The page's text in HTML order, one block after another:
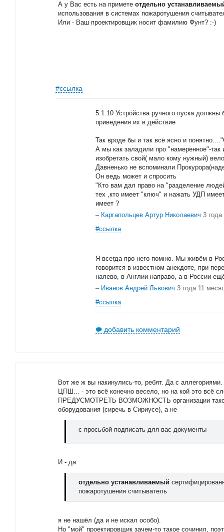
А у Вас есть на примете отдельно
использования в системах пожаротушения
Или - Ваш проектировщик носит фамилию Фунт? :-)
#ссылка
5.1.10 Устройства ручного пуска
приведения их в действие
Так вроде бы и так всё ясно и
А мы как заладили про "намеренное"-
изобретать свой( мало кому нужный)
Давненько не вспоминали
Он ведь может и спросить
"Кто вам дал право на "разделение
тех ,кто имеет "ключ" и нажать УДП
имеет ?
– Каргапольцев Артур Николаевич 3 года
#ссылка
Я всегда про него помню. Мы живём в
говорится в известном анекдоте, при
налево, в Англии направо, а в России
– Иванов Андрей Львович 3 года 11
#ссылка
добавить комментарий
Вот же ж вы накинулись-то, ребят. Да с
ЦПШ... - это всё конечно весело, но на кой это всё
ПРЕДУСМОТРЕТЬ ВОЗМОЖНОСТЬ организации
оборудования (сиречь в Сириусе), а не
с просьбой подписать для вас документы
И - да
отдельно устанавливаемый
пожаротушения считыватель
я не нашёл (да и не искал особо).
Но "мой" проектировщик зачем-то такое сочинил,